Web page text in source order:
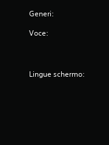
Generi:
Voce:
Lingue schermo: